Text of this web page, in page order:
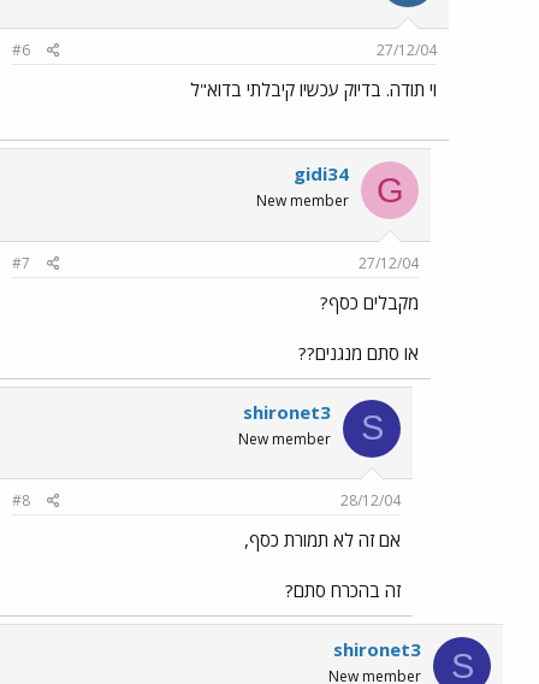
27/12/04
#6
וי תודה. בדיוק עכשיו קיבלתי בדוא"ל
G
gidi34
New member
27/12/04
#7
מקבלים כסף?
או סתם מנגנים??
S
shironet3
New member
28/12/04
#8
אם זה לא תמורת כסף,
זה בהכרח סתם?
S
shironet3
New member